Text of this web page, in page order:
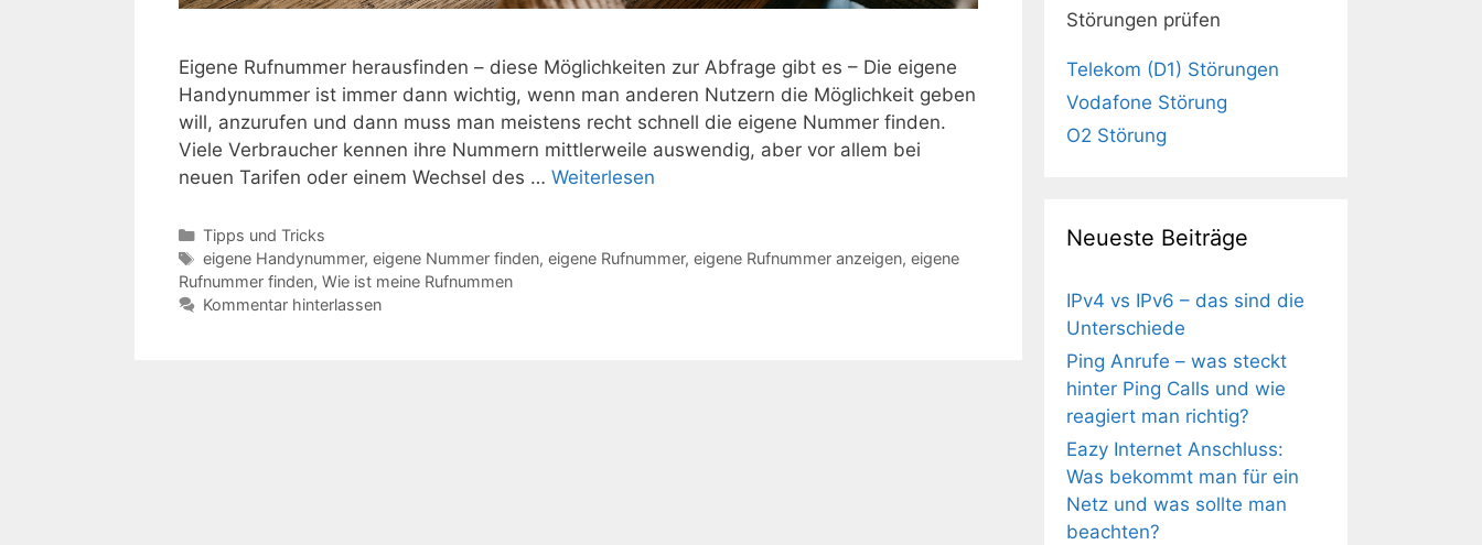
Eigene Rufnummer herausfinden – diese Möglichkeiten zur Abfrage gibt es – Die eigene
Handynummer ist immer dann wichtig, wenn man anderen Nutzern die Möglichkeit geben
will, anzurufen und dann muss man meistens recht schnell die eigene Nummer finden.
Viele Verbraucher kennen ihre Nummern mittlerweile auswendig, aber vor allem bei
neuen Tarifen oder einem Wechsel des … Weiterlesen
Kategorien
Tipps und Tricks
Schlagwörter
eigene Handynummer, eigene Nummer finden, eigene Rufnummer, eigene Rufnummer anzeigen, eigene
Rufnummer finden, Wie ist meine Rufnummen
Kommentar hinterlassen
Störungen prüfen
Telekom (D1) Störungen
Vodafone Störung
O2 Störung
Neueste Beiträge
IPv4 vs IPv6 – das sind die
Unterschiede
Ping Anrufe – was steckt
hinter Ping Calls und wie
reagiert man richtig?
Eazy Internet Anschluss:
Was bekommt man für ein
Netz und was sollte man
beachten?